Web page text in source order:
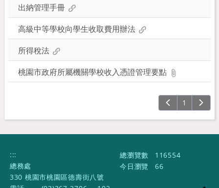
字
按
Enter
詢
出納管理手冊
高級中等學校向學生收取費用辦法
所得稅法
桃園市政府所屬機關學校收入憑證管理要點
1
:::
總務處
330 桃園市桃園區德壽街八號
總瀏覽數
116554
今日瀏覽
66